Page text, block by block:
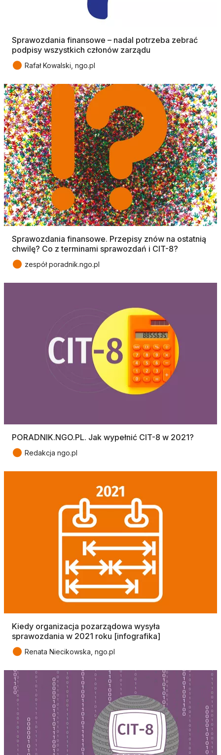
Sprawozdania finansowe – nadal potrzeba zebrać
podpisy wszystkich członów zarządu
● Rafał Kowalski, ngo.pl
Sprawozdania finansowe. Przepisy znów na ostatnią
chwilę? Co z terminami sprawozdań i CIT-8?
● zespół poradnik.ngo.pl
PORADNIK.NGO.PL. Jak wypełnić CIT-8 w 2021?
● Redakcja ngo.pl
Kiedy organizacja pozarządowa wysyła
sprawozdania w 2021 roku [infografika]
● Renata Niecikowska, ngo.pl